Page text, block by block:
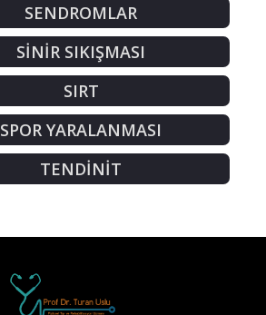
SENDROMLAR
SİNİR SIKIŞMASI
SIRT
SPOR YARALANMASI
TENDİNİT